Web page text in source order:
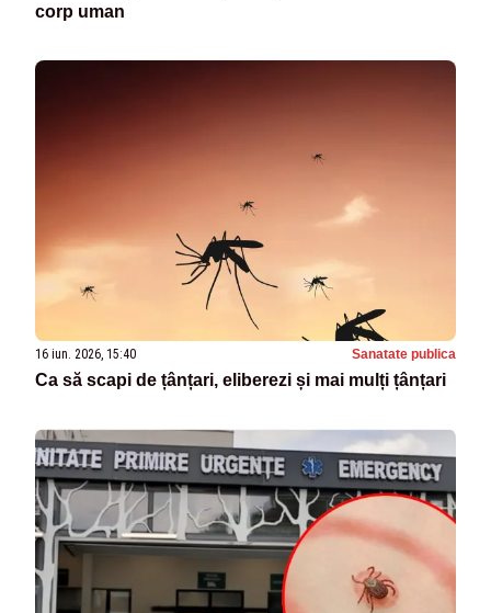
corp uman
16 iun. 2026, 15:40 Sanatate publica
Ca să scapi de țânțari, eliberezi și mai mulți țânțari